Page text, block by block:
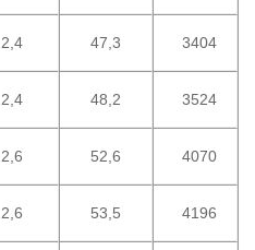
2,4 47,3 3404
2,4 48,2 3524
2,6 52,6 4070
2,6 53,5 4196